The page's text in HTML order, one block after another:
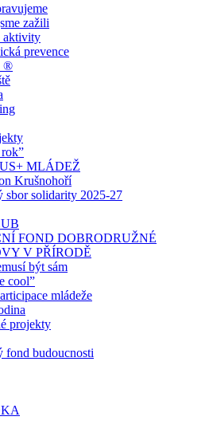
zažili
prevence
®
MLÁDEŽ
Krušnohoří
sbor solidarity 2025-27
FOND DOBRODRUŽNÉ
V PŘÍRODĚ
být sám
cool”
mládeže
projekty
fond budoucnosti